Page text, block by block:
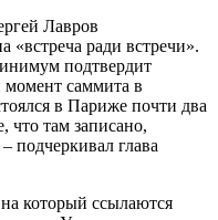
Лавров
«встреча ради встречи».
подтвердит
саммита в
в Париже почти два
что там записано,
подчеркивал глава
который ссылаются